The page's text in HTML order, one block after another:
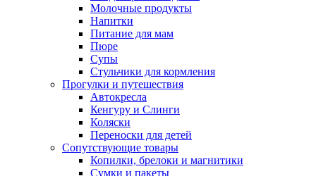
Молочные продукты
Напитки
Питание для мам
Пюре
Супы
Стульчики для кормления
Прогулки и путешествия
Автокресла
Кенгуру и Слинги
Коляски
Переноски для детей
Сопутствующие товары
Копилки, брелоки и магнитики
Сумки и пакеты